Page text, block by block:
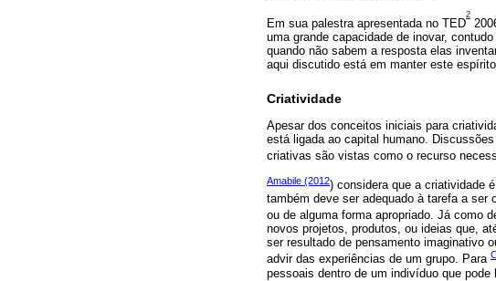
Em sua palestra apresentada no TED
2
uma grande capacidade de inovar,
quando não sabem a resposta elas
aqui discutido está em manter este
Criatividade
Apesar dos conceitos iniciais para
está ligada ao capital humano.
criativas são vistas como o recurso
Amabile (2012) considera que a criatividade
também deve ser adequado à tarefa a ser
ou de alguma forma apropriado. Já como
novos projetos, produtos, ou ideias que,
ser resultado de pensamento imaginativo
advir das experiências de um grupo. Para
pessoais dentro de um indivíduo que